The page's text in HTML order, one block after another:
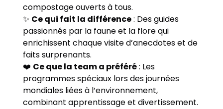
compostage ouverts à tous.
✨ Ce qui fait la différence: Des guides
passionnés par la faune et la flore qui
enrichissent chaque visite d’anecdotes et de
faits surprenants.
❤️ Ce que la team a préféré: Les
programmes spéciaux lors des journées
mondiales liées à l’environnement,
combinant apprentissage et divertissement.